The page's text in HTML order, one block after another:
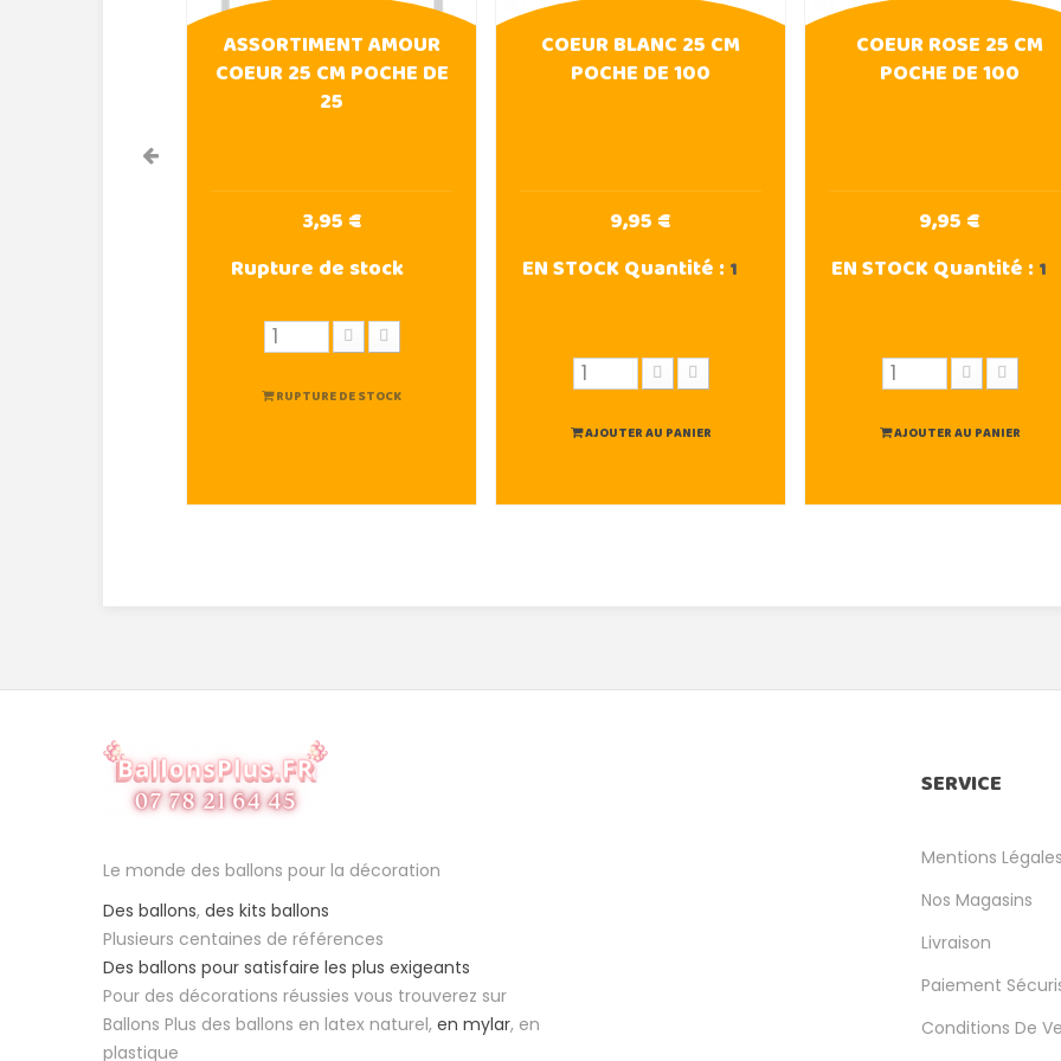
ASSORTIMENT AMOUR
COEUR 25 CM POCHE DE
25
3,95 €
Rupture de stock
RUPTURE DE STOCK
COEUR BLANC 25 CM
POCHE DE 100
9,95 €
EN STOCKQuantité : 1
AJOUTER AU PANIER
COEUR ROSE 25 CM
POCHE DE 100
9,95 €
EN STOCKQuantité : 1
AJOUTER AU PANIER
Le monde des ballons pour la décoration
Des ballons, des kits ballons
Plusieurs centaines de références
Des ballons pour satisfaire les plus exigeants
Pour des décorations réussies vous trouverez sur
Ballons Plus des ballons en latex naturel, en mylar, en
plastique
SERVICE
Mentions Légales
Nos Magasins
Livraison
Paiement
Conditions De